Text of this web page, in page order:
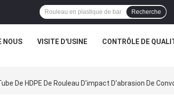
Recherche
NOUS VISITE D'USINE CONTRÔLE DE
De HDPE De Rouleau D'impact D'abrasion De